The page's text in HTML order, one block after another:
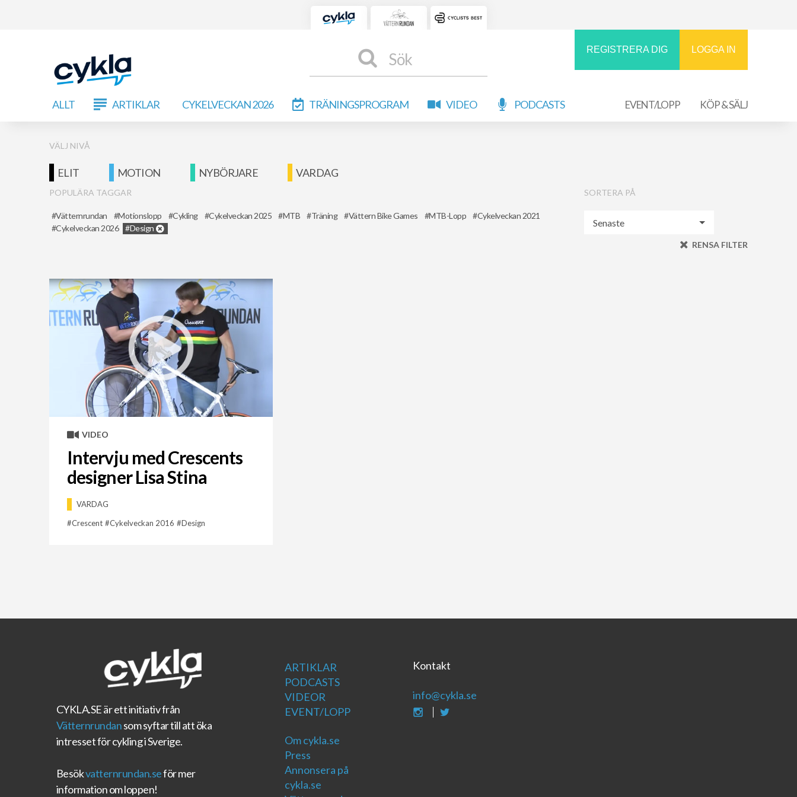
Sök
REGISTRERA DIG LOGGA IN
ALLT ARTIKLAR CYKELVECKAN 2026 TRÄNINGSPROGRAM VIDEO PODCASTS EVENT/LOPP KÖP & SÄLJ
VÄLJ NIVÅ
ELIT MOTION NYBÖRJARE VARDAG
POPULÄRA TAGGAR
Vätternrundan Motionslopp Cykling Cykelveckan 2025 MTB Träning Vättern Bike Games MTB-Lopp
Cykelveckan 2021
Cykelveckan 2026
Design
SORTERA PÅ
RENSA FILTER
VIDEO
Intervju med Crescents
designer Lisa Stina
VARDAG
Crescent
Cykelveckan 2016 Design
CYKLA.SEär ett initiativ från
Vätternrundansom syftar till att öka
intresset för cykling i Sverige.
Besökvatternrundan.seför mer
information om loppen!
ARTIKLAR
PODCASTS
VIDEOR
EVENT/LOPP
Om cykla.se
Press
Annonsera på
cykla.se
Kontakt
info@cykla.se